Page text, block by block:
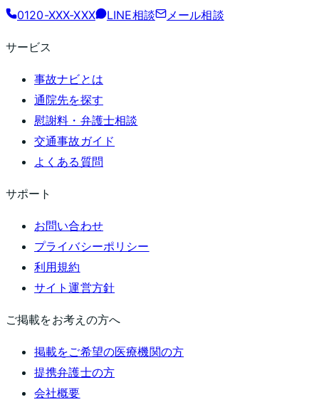
0120-XXX-XXX LINE相談 メール相談
サービス
事故ナビとは
通院先を探す
慰謝料・弁護士相談
交通事故ガイド
よくある質問
サポート
お問い合わせ
プライバシーポリシー
利用規約
サイト運営方針
ご掲載をお考えの方へ
掲載をご希望の医療機関の方
提携弁護士の方
会社概要